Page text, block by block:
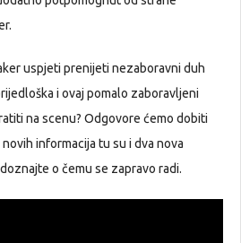
uspjeti prenijeti nezaboravni duh
i ovaj pomalo zaboravljeni
na scenu? Odgovore ćemo dobiti
informacija tu su i dva nova
o čemu se zapravo radi.